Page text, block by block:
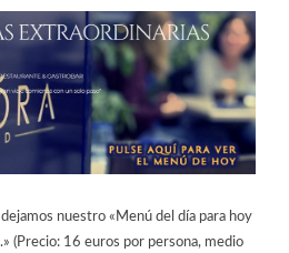
nuestro «Menú del día para hoy
(Precio: 16 euros por persona, medio